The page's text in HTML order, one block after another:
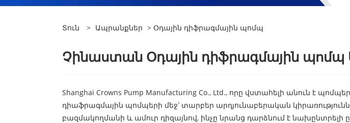
Տուն > Ապրանքներ > Օդային դիֆրագմային պոմպ
Չինաստան Օդային դիֆրագմային
Shanghai Crowns Pump Manufacturing Co., Ltd., որը վստահելի անուն է
դիաֆրագմային պոմպերի մեջ՝ տարբեր արդյունաբերական
բազմակողմանի և ամուր դիզայնով, ինչը նրանց դարձնում է նախընտրելի